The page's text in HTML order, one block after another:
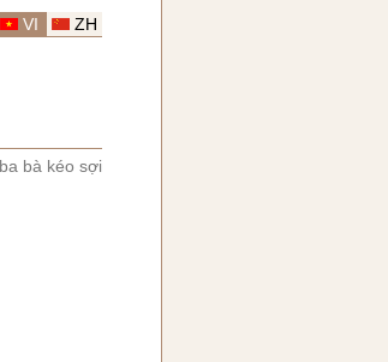
ZH
VI
ba bà kéo sợi